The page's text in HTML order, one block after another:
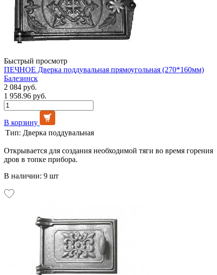
Быстрый просмотр
ПЕЧНОЕ Дверка поддувальная прямоугольная (270*160мм)
Балезинск
2 084 руб.
1 958.96 руб.
В корзину
Тип: Дверка поддувальная
Открывается для создания необходимой тяги во время горения
дров в топке прибора.
В наличии: 9 шт